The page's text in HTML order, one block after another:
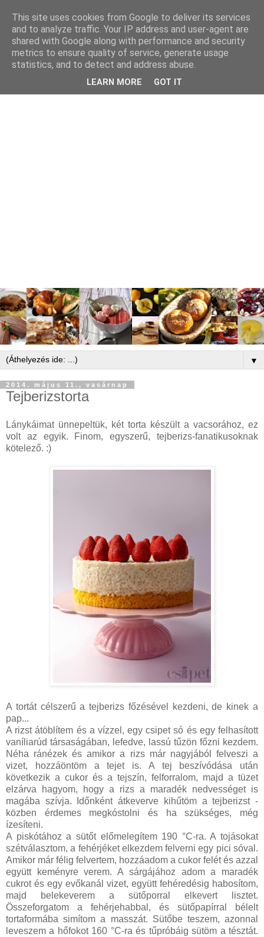
▼
2014. május 11., vasárnap
Tejberizstorta
Lánykáimat ünnepeltük, két torta készült a vacsorához, ez
volt az egyik. Finom, egyszerű, tejberizs-fanatikusoknak
kötelező. :)
A tortát célszerű a tejberizs főzésével kezdeni, de kinek a
pap...
A rizst átöblítem és a vízzel, egy csipet só és egy felhasított
vaníliarúd társaságában, lefedve, lassú tűzön főzni kezdem.
Néha ránézek és amikor a rizs már nagyjából felveszi a
vizet, hozzáöntöm a tejet is. A tej beszívódása után
következik a cukor és a tejszín, felforralom, majd a tüzet
elzárva hagyom, hogy a rizs a maradék nedvességet is
magába szívja. Időnként átkeverve kihűtöm a tejberizst -
közben érdemes megkóstolni és ha szükséges, még
ízesíteni.
A piskótához a sütőt előmelegítem 190 °C-ra. A tojásokat
szétválasztom, a fehérjéket elkezdem felverni egy pici sóval.
Amikor már félig felvertem, hozzáadom a cukor felét és azzal
együtt keményre verem. A sárgájához adom a maradék
cukrot és egy evőkanál vizet, együtt fehéredésig habosítom,
majd belekeverem a sütőporral elkevert lisztet.
Összeforgatom a fehérjehabbal, és sütőpapírral bélelt
tortaformába simítom a masszát. Sütőbe teszem, azonnal
leveszem a hőfokot 160 °C-ra és tűpróbáig sütöm a tésztát.
This site uses cookies from Google to deliver its services
and to analyze traffic. Your IP address and user-agent are
shared with Google along with performance and security
metrics to ensure quality of service, generate usage
statistics, and to detect and address abuse.
LEARN MORE GOT IT